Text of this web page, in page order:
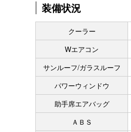
装備状況
クーラー
Wエアコン
サンルーフ/ガラスルーフ
パワーウィンドウ
助手席エアバッグ
ＡＢＳ